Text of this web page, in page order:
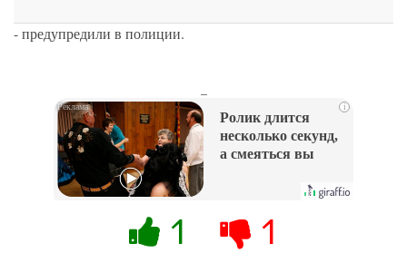
- предупредили в полиции.
i
Ролик длится
несколько секунд,
а смеяться вы
1 1